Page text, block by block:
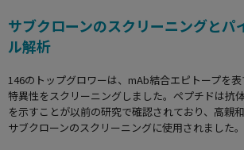
サブクローンのスクリーニングとパ
ル解析
146のトップグロワーは、mAb結合エピトープを
特異性をスクリーニングしました。ペプチドは抗
を示すことが以前の研究で確認されており、高親
サブクローンのスクリーニングに使用されました。